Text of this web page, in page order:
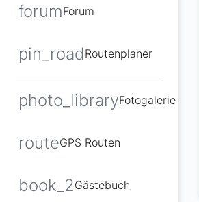
forumForum
pin_roadRoutenplaner
photo_libraryFotogalerie
routeGPS Routen
book_2Gästebuch